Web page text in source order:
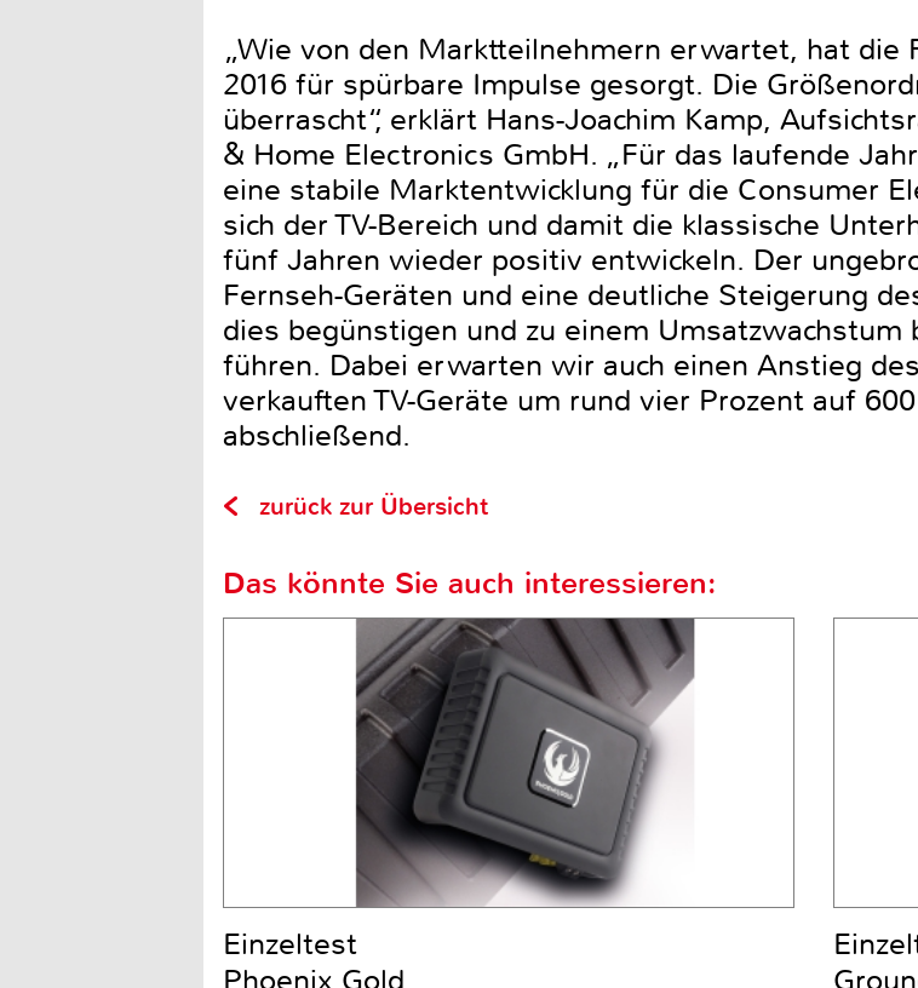
„Wie von den Marktteilnehmern erwartet, hat die
2016 für spürbare Impulse gesorgt. Die
überrascht“, erklärt Hans-Joachim Kamp,
& Home Electronics GmbH. „Für das laufende
eine stabile Marktentwicklung für die Consumer
sich der TV-Bereich und damit die klassische
fünf Jahren wieder positiv entwickeln. Der
Fernseh-Geräten und eine deutliche Steigerung
dies begünstigen und zu einem Umsatzwachstum
führen. Dabei erwarten wir auch einen Anstieg
verkauften TV-Geräte um rund vier Prozent auf
abschließend.
zurück zur Übersicht
Das könnte Sie auch interessieren:
Einzeltest